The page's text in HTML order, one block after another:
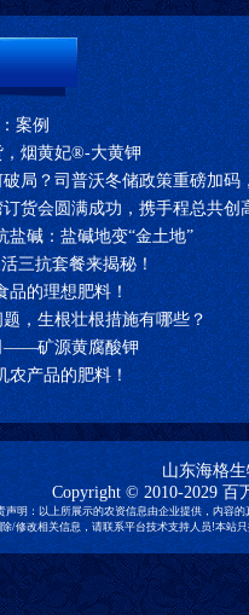
案例
，烟黄妃®-大黄钾
局？司普沃冬储政策重磅加码
货会圆满成功，携手程总共创
碱：盐碱地变“金土地”
三抗套餐来揭秘！
品的理想肥料！
，生根壮根措施有哪些？
——矿源黄腐酸钾
农产品的肥料！
山东海格
Copyright © 2010-2029百
声明：以上所展示的农资信息由企业提供，内容
/修改相关信息，请联系平台技术支持人员!本站